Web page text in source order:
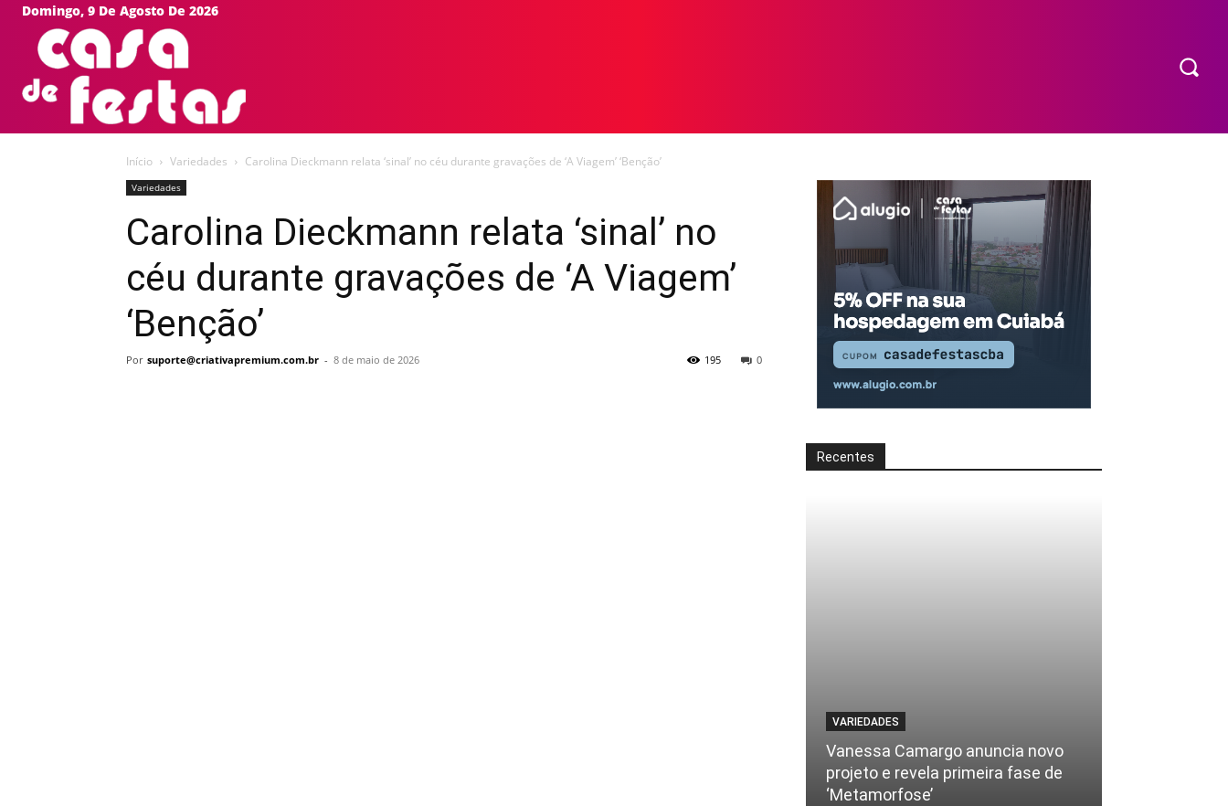
Domingo, 9 De Agosto De 2026
Início Variedades Carolina Dieckmann relata ‘sinal’ no céu durante gravações de ‘A Viagem’ ‘Benção’
Variedades
Carolina Dieckmann relata ‘sinal’ no
céu durante gravações de ‘A Viagem’
‘Benção’
Por suporte@criativapremium.com.br - 8 de maio de 2026 0
195
Recentes
VARIEDADES
Vanessa Camargo anuncia novo
projeto e revela primeira fase de
‘Metamorfose’